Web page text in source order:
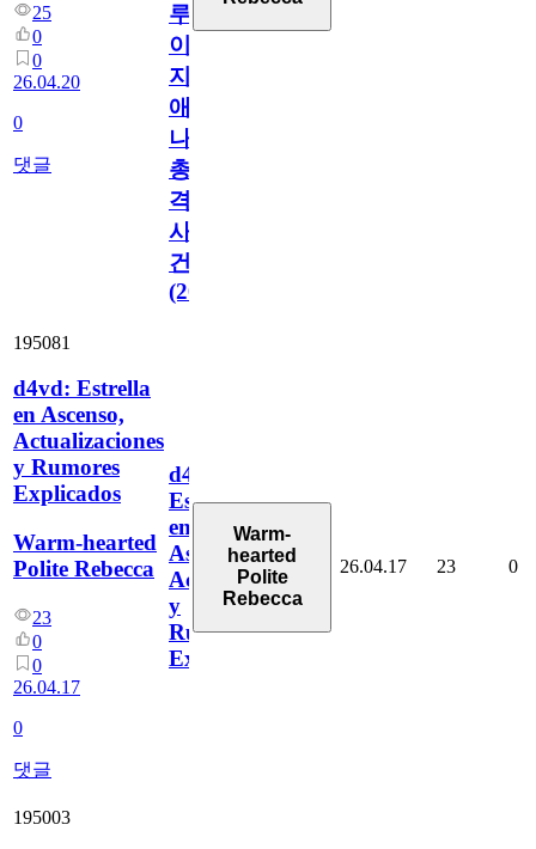
25
0
0
26.04.20
0
댓글
루
이
지
애
나
총
격
사
건
(2026)
195081
d4vd: Estrella
en Ascenso,
Actualizaciones
y Rumores
Explicados
Warm-hearted
Polite Rebecca
23
0
0
26.04.17
0
댓글
d4vd:
Estrella
en
Ascenso,
Actualizaciones
y
Rumores
Explicados
Warm-
hearted
Polite
Rebecca
26.04.17 23 0
195003